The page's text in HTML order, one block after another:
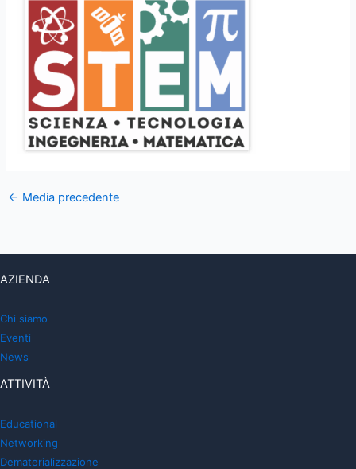
← Media precedente
AZIENDA
Chi siamo
Eventi
News
ATTIVITÀ
Educational
Networking
Dematerializzazione